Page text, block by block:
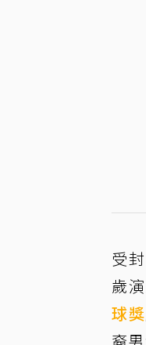
受
歲
球獎